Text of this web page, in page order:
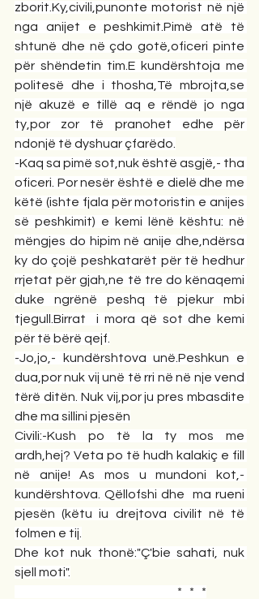
zborit.Ky,civili,punonte motorist në një
nga anijet e peshkimit.Pimë atë të
shtunë dhe në çdo gotë,oficeri pinte
për shëndetin tim.E kundërshtoja me
politesë dhe i thosha,Të mbrojta,se
një akuzë e tillë aq e rëndë jo nga
ty,por zor të pranohet edhe për
ndonjë të dyshuar çfarëdo.
-Kaq sa pimë sot,nuk është asgjë,- tha
oficeri. Por nesër është e dielë dhe me
këtë (ishte fjala për motoristin e anijes
së peshkimit) e kemi lënë kështu: në
mëngjes do hipim në anije dhe,ndërsa
ky do çojë peshkatarët për të hedhur
rrjetat për gjah,ne të tre do kënaqemi
duke ngrënë peshq të pjekur mbi
tjegull.Birrat  i mora që sot dhe kemi
për të bërë qejf.
-Jo,jo,- kundërshtova unë.Peshkun e
dua,por nuk vij unë të rri në në nje vend
tërë ditën. Nuk vij,por ju pres mbasdite
dhe ma sillini pjesën
Civili:-Kush po të la ty mos me
ardh,hej? Veta po të hudh kalakiç e fill
në anije! As mos u mundoni kot,-
kundërshtova. Qëllofshi dhe  ma rueni
pjesën (këtu iu drejtova civilit në të
folmen e tij.
Dhe kot nuk thonë:"Ç'bie sahati, nuk
sjell moti".
                                                                   *   *   *